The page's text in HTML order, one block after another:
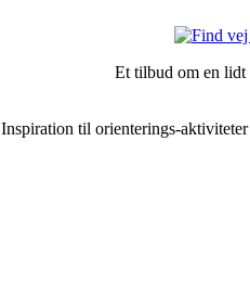
Et tilbud om en lidt
Inspiration til orienterings-